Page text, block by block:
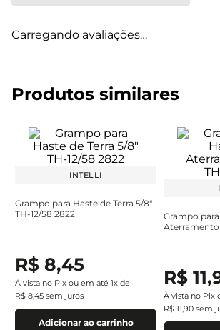
Carregando avaliações…
Produtos similares
INTELLI
Grampo para Haste de Terra 5/8"
TH-12/58 2822
R$ 8,45
À vista no Pix ou em até 1x de
R$ 8,45 sem juros
Adicionar ao carrinho
Grampo
Aterramento
R$ 11,
À vista no Pix
R$ 11,90 sem